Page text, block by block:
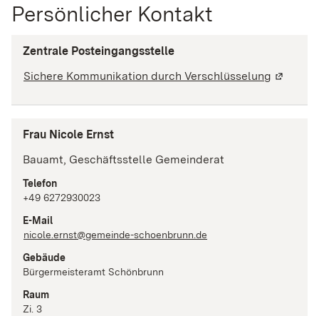
Persönlicher Kontakt
Zentrale Posteingangsstelle
Sichere Kommunikation durch Verschlüsselung (Wird in
Frau Nicole Ernst
Bauamt, Geschäftsstelle Gemeinderat
Telefon
+49 6272930023
E-Mail
nicole.ernst@gemeinde-schoenbrunn.de
Gebäude
Bürgermeisteramt Schönbrunn
Raum
Zi. 3